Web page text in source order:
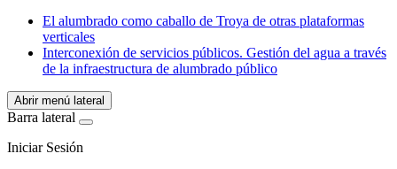
WhatsApp
El alumbrado como caballo de Troya de otras plataformas
verticales
Interconexión de servicios públicos. Gestión del agua a través
de la infraestructura de alumbrado público
Abrir menú lateral
Barra lateral
Iniciar Sesión